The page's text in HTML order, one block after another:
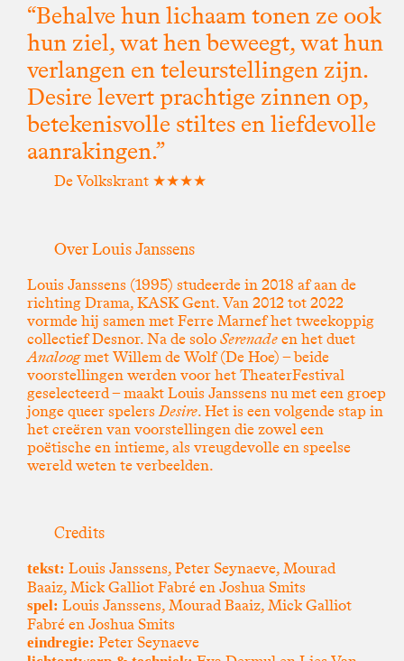
“Behalve hun lichaam tonen ze ook
hun ziel, wat hen beweegt, wat hun
verlangen en teleurstellingen zijn.
Desire levert prachtige zinnen op,
betekenisvolle stiltes en liefdevolle
aanrakingen.”
De Volkskrant ★★★★
Over Louis Janssens
Louis Janssens (1995) studeerde in 2018 af aan de
richting Drama, KASK Gent. Van 2012 tot 2022
vormde hij samen met Ferre Marnef het tweekoppig
collectief Desnor. Na de solo Serenade en het duet
Analoogmet Willem de Wolf (De Hoe) – beide
voorstellingen werden voor het TheaterFestival
geselecteerd – maakt Louis Janssens nu met een groep
jonge queer spelersDesire. Het is een volgende stap in
het creëren van voorstellingen die zowel een
poëtische en intieme, als vreugdevolle en speelse
wereld weten te verbeelden.
Credits
tekst: Louis Janssens, Peter Seynaeve, Mourad
Baaiz, Mick Galliot Fabré en Joshua Smits
spel: Louis Janssens, Mourad Baaiz, Mick Galliot
Fabré en Joshua Smits
eindregie: Peter Seynaeve